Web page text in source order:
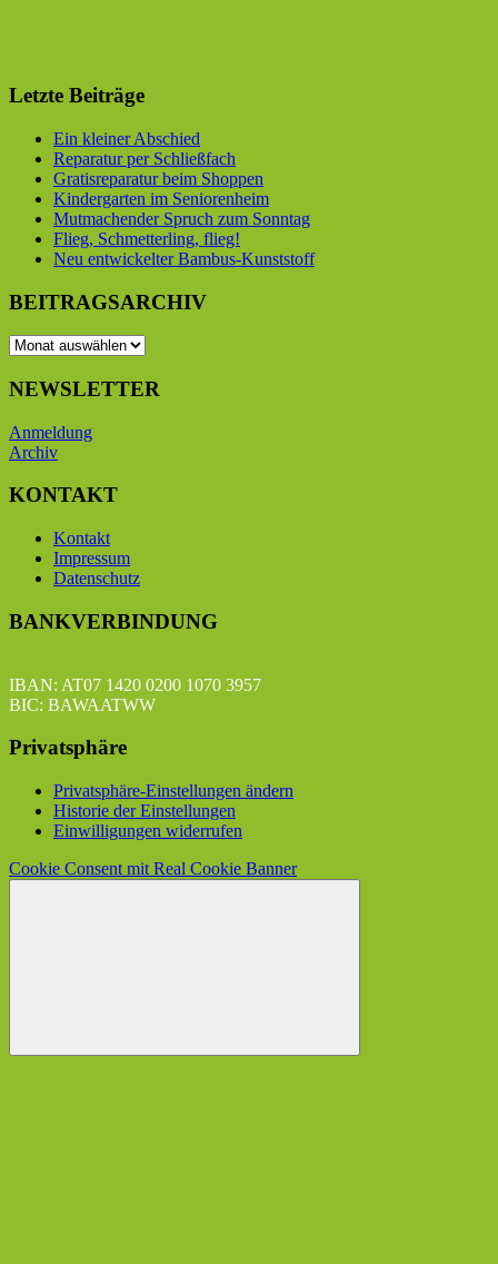
Letzte Beiträge
Ein kleiner Abschied
Reparatur per Schließfach
Gratisreparatur beim Shoppen
Kindergarten im Seniorenheim
Mutmachender Spruch zum Sonntag
Flieg, Schmetterling, flieg!
Neu entwickelter Bambus-Kunststoff
BEITRAGSARCHIV
BEITRAGSARCHIV
NEWSLETTER
Anmeldung
Archiv
KONTAKT
Kontakt
Impressum
Datenschutz
BANKVERBINDUNG
IBAN: AT07 1420 0200 1070 3957
BIC: BAWAATWW
Privatsphäre
Privatsphäre-Einstellungen ändern
Historie der Einstellungen
Einwilligungen widerrufen
Cookie Consent mit Real Cookie Banner